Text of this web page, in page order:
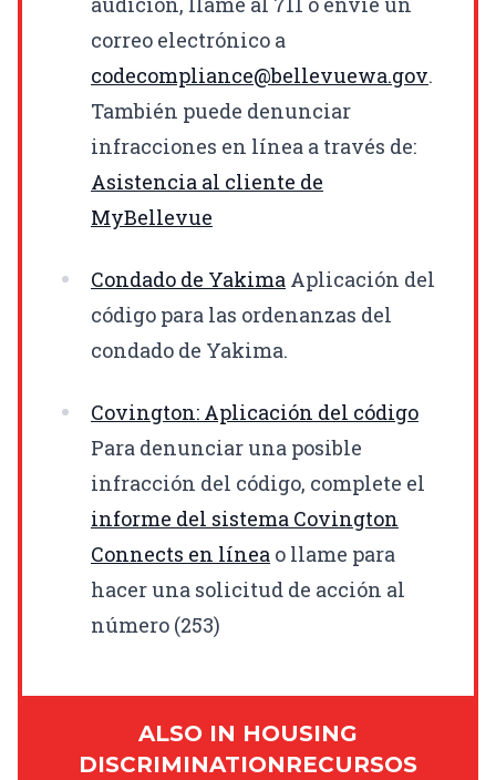
correo electrónico a
codecompliance@bellevuewa.gov.
También puede denunciar
infracciones en línea a través de:
Asistencia al cliente de
MyBellevue
Condado de Yakima Aplicación del
código para las ordenanzas del
condado de Yakima.
Covington: Aplicación del código
Para denunciar una posible
infracción del código, complete el
informe del sistema Covington
Connects en línea o llame para
hacer una solicitud de acción al
número (253)
ALSO IN HOUSING
DISCRIMINATIONRECURSOS